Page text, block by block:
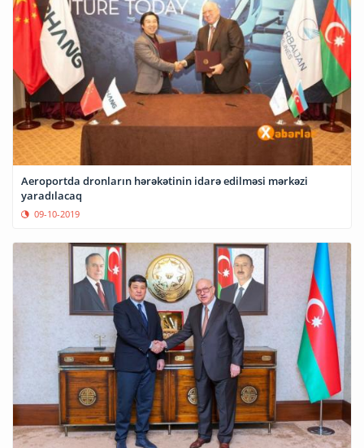
Aeroportda dronların hərəkətinin idarə edilməsi mərkəzi
yaradılacaq
09-10-2019